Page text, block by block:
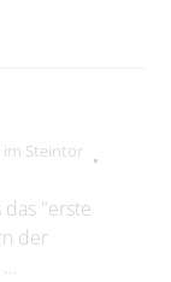
Steintor
"erste
der
…